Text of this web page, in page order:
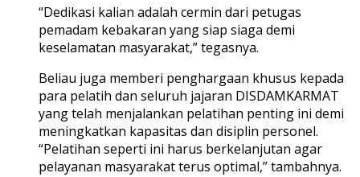
“Dedikasi kalian adalah cermin dari petugas
pemadam kebakaran yang siap siaga demi
keselamatan masyarakat,” tegasnya.
Beliau juga memberi penghargaan khusus kepada
para pelatih dan seluruh jajaran DISDAMKARMAT
yang telah menjalankan pelatihan penting ini demi
meningkatkan kapasitas dan disiplin personel.
“Pelatihan seperti ini harus berkelanjutan agar
pelayanan masyarakat terus optimal,” tambahnya.